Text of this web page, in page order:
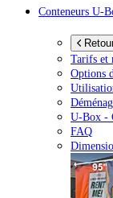
Conteneurs U-
Tarifs et
Options
U-Box -
FAQ